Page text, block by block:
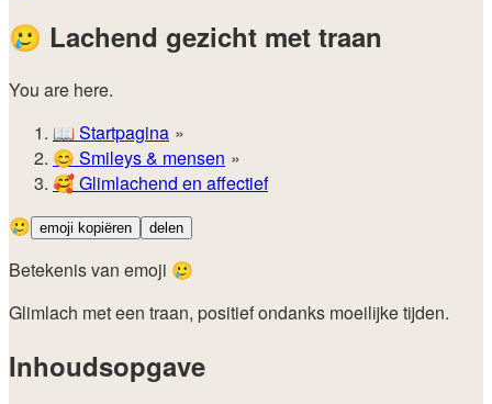
🥲 Lachend gezicht met traan
You are here.
📖 Startpagina
😊️ Smileys & mensen
🥰Glimlachend en affectief
🥲 emoji kopiëren delen
Betekenis van emoji 🥲
Glimlach met een traan, positief ondanks moeilijke tijden.
Inhoudsopgave